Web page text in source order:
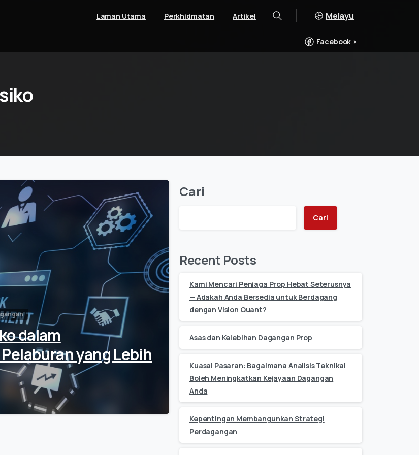
Laman Utama Perkhidmatan Artikel
Cari Melayu
Facebook >
dalam
yang Lebih
Cari
Cari
Recent Posts
Kami Mencari Peniaga Prop Hebat Seterusnya
— Adakah Anda Bersedia untuk Berdagang
dengan Vision Quant?
Asas dan Kelebihan Dagangan Prop
Kuasai Pasaran: Bagaimana Analisis Teknikal
Boleh Meningkatkan Kejayaan Dagangan
Anda
Kepentingan Membangunkan Strategi
Perdagangan